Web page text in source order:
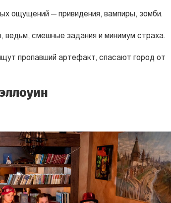
ощущений — привидения, вампиры, зомби.
ведьм, смешные задания и минимум страха.
пропавший артефакт, спасают город от